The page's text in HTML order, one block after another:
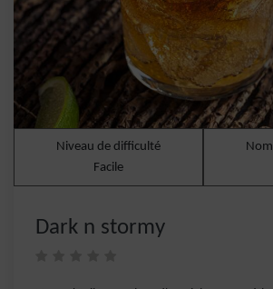
Niveau de difficulté
Facile
Dark n stormy